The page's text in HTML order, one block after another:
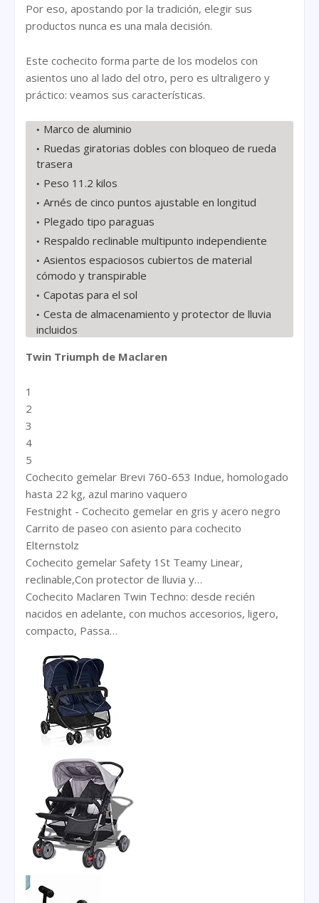
Por eso, apostando por la tradición, elegir sus
productos nunca es una mala decisión.
Este cochecito forma parte de los modelos con
asientos uno al lado del otro, pero es ultraligero y
práctico: veamos sus características.
Marco de aluminio
Ruedas giratorias dobles con bloqueo de rueda
trasera
Peso 11.2 kilos
Arnés de cinco puntos ajustable en longitud
Plegado tipo paraguas
Respaldo reclinable multipunto independiente
Asientos espaciosos cubiertos de material
cómodo y transpirable
Capotas para el sol
Cesta de almacenamiento y protector de lluvia
incluidos
Twin Triumph de Maclaren
1
2
3
4
5
Cochecito gemelar Brevi 760-653 Indue, homologado
hasta 22 kg, azul marino vaquero
Festnight - Cochecito gemelar en gris y acero negro
Carrito de paseo con asiento para cochecito
Elternstolz
Cochecito gemelar Safety 1St Teamy Linear,
reclinable,Con protector de lluvia y…
Cochecito Maclaren Twin Techno: desde recién
nacidos en adelante, con muchos accesorios, ligero,
compacto, Passa…